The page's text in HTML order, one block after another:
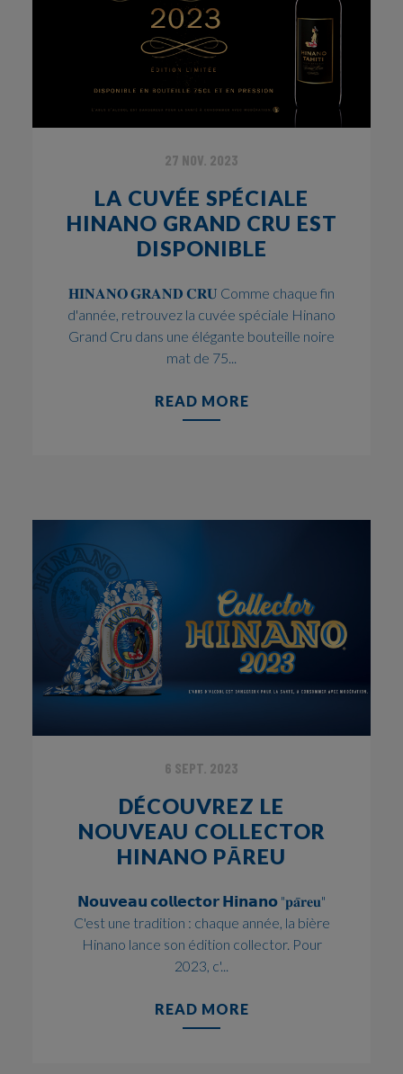
27 NOV. 2023
LA CUVÉE SPÉCIALE
HINANO GRAND CRU EST
DISPONIBLE
𝐇𝐈𝐍𝐀𝐍𝐎 𝐆𝐑𝐀𝐍𝐃 𝐂𝐑𝐔 Comme chaque fin
d'année, retrouvez la cuvée spéciale Hinano
Grand Cru dans une élégante bouteille noire
mat de 75...
READ MORE
6 SEPT. 2023
DÉCOUVREZ LE
NOUVEAU COLLECTOR
HINANO PĀREU
𝗡𝗼𝘂𝘃𝗲𝗮𝘂 𝗰𝗼𝗹𝗹𝗲𝗰𝘁𝗼𝗿 𝗛𝗶𝗻𝗮𝗻𝗼 "𝐩𝐚̄𝐫𝐞𝐮"
C'est une tradition : chaque année, la bière
Hinano lance son édition collector. Pour
2023, c'...
READ MORE